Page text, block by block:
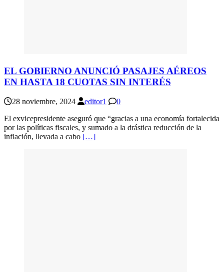
EL GOBIERNO ANUNCIÓ PASAJES AÉREOS
EN HASTA 18 CUOTAS SIN INTERÉS
28 noviembre, 2024 editor1
0
El exvicepresidente aseguró que “gracias a una economía fortalecida
por las políticas fiscales, y sumado a la drástica reducción de la
inflación, llevada a cabo […]